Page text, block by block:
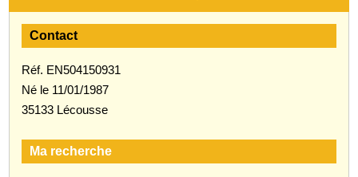
Contact
Réf. EN504150931
Né le 11/01/1987
35133 Lécousse
Ma recherche